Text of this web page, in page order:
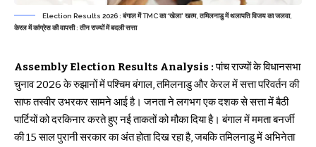
Election Results 2026 : बंगाल में TMC का ‘खेला’ खत्म, तमिलनाडु में थलापति विजय का जलवा,
केरल में कांग्रेस की वापसी : तीन राज्यों में बदली सत्ता
Assembly Election Results Analysis :पांच राज्यों के विधानसभा
चुनाव 2026 के रुझानों में पश्चिम बंगाल, तमिलनाडु और केरल में सत्ता परिवर्तन की
साफ तस्वीर उभरकर सामने आई है। जनता ने लगभग एक दशक से सत्ता में बैठी
पार्टियों को दरकिनार करते हुए नई ताकतों को मौका दिया है। बंगाल में ममता बनर्जी
की 15 साल पुरानी सरकार का अंत होता दिख रहा है, जबकि तमिलनाडु में अभिनेता